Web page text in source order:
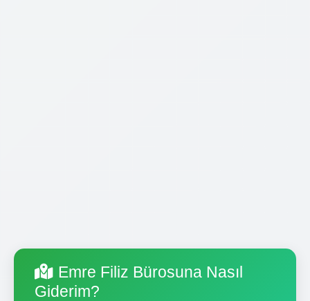
Emre Filiz Bürosuna Nasıl
Giderim?